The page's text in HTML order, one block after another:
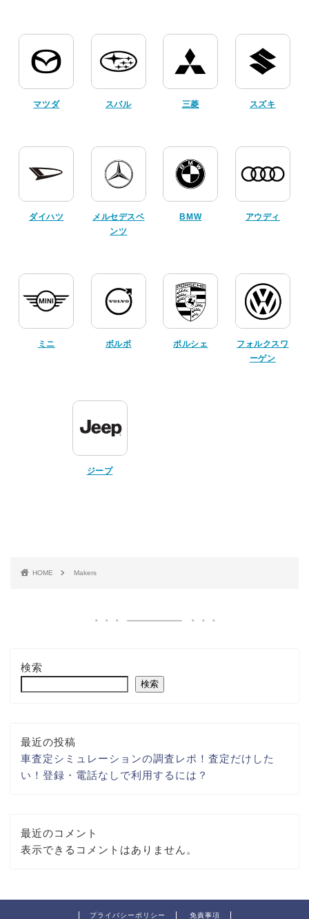
マツダ スバル 三菱 スズキ
ダイハツ
メルセデスベ
ンツ
BMW アウディ
ミニ ボルボ ポルシェ
フォルクスワ
ーゲン
ジープ
HOME Makers
検索
検索
最近の投稿
車査定シミュレーションの調査レポ！査定だけした
い！登録・電話なしで利用するには？
最近のコメント
表示できるコメントはありません。
プライバシーポリシー 免責事項